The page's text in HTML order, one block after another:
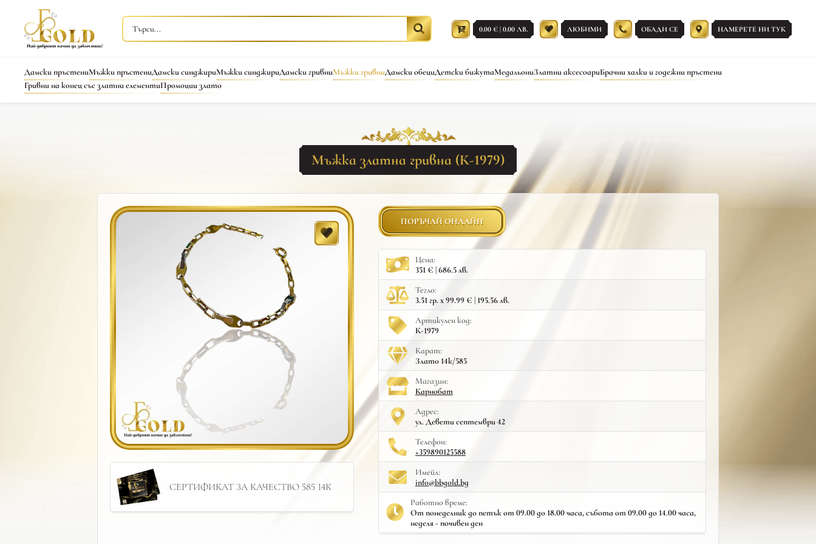
0.00 € | 0.00 ЛВ. ЛЮБИМИ ОБАДИ СЕ НАМЕРЕТЕ НИ ТУК
Дамски пръстениМъжки пръстениДамски синджириМъжки синджириДамски гривниМъжки гривниДамски обециДетски бижутаМедальониЗлатни аксесоариБрачни халки и годежни пръстени
Гривни на конец със златни елементиПромоции злато
Мъжка златна гривна (К-1979)
СЕРТИФИКАТ ЗА КАЧЕСТВО 585 14К
ПОРЪЧАЙ ОНЛАЙН
Цена:
351 € | 686.5 лв.
Тегло:
3.51 гр. x 99.99 € | 195.56 лв.
Артикулен код:
К-1979
Карат:
Злато 14к/585
Mагазин:
Карнобат
Адрес:
ул. Девети септември 42
Телефон:
+359890125588
Имейл:
info@bbgold.bg
Работно време:
От понеделник до петък от 09.00 до 18.00 часа, събота от 09.00 до 14.00 часа,
неделя - почивен ден